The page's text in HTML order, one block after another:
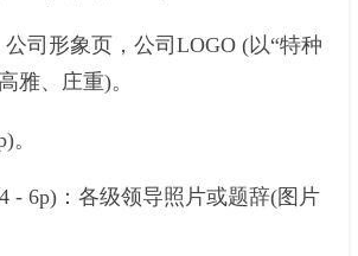
司形象页，公司LOGO (以“特种
雅、庄重)。
。
- 6p)：各级领导照片或题辞(图片